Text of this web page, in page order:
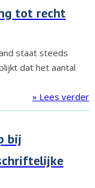
tot recht
staat steeds
dat het aantal
» Lees verder
bij